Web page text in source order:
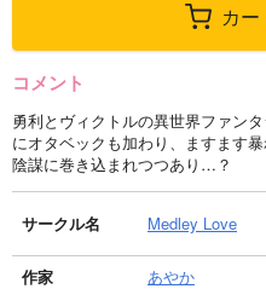
カ
コメント
勇利とヴィクトルの異世界ファン
にオタベックも加わり、ますます
陰謀に巻き込まれつつあり…？
サークル名 Medley Love
作家
あやか